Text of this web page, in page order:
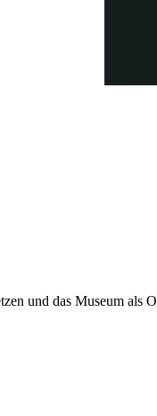
und das Museum als